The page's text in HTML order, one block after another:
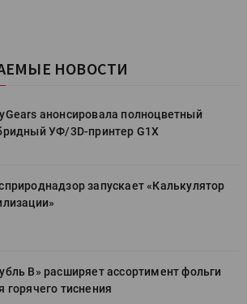
НОВОСТИ
анонсировала полноцветный
УФ/3D-принтер G1X
запускает «Калькулятор
В» расширяет ассортимент фольги
горячего тиснения